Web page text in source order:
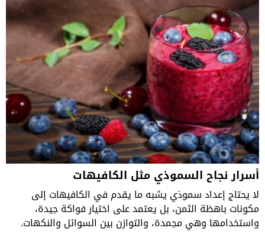
أسرار نجاح السموذي مثل الكافيهات
لا يحتاج إعداد سموذي يشبه ما يقدم في الكافيهات إلى
مكونات باهظة الثمن، بل يعتمد على اختيار فواكة جيدة،
واستخدامها وهي مجمدة، والتوازن بين السوائل والنكهات.